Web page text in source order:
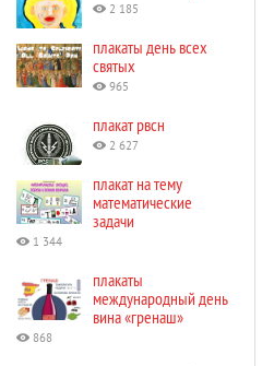
2 185
плакаты день всех
святых
965
плакат рвсн
2 627
плакат на тему
математические
задачи
1 344
плакаты
международный день
вина «гренаш»
868